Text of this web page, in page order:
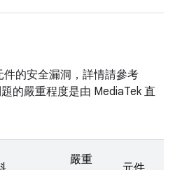
件的安全漏洞，詳情請參考
的嚴重程度是由 MediaTek 直
嚴重